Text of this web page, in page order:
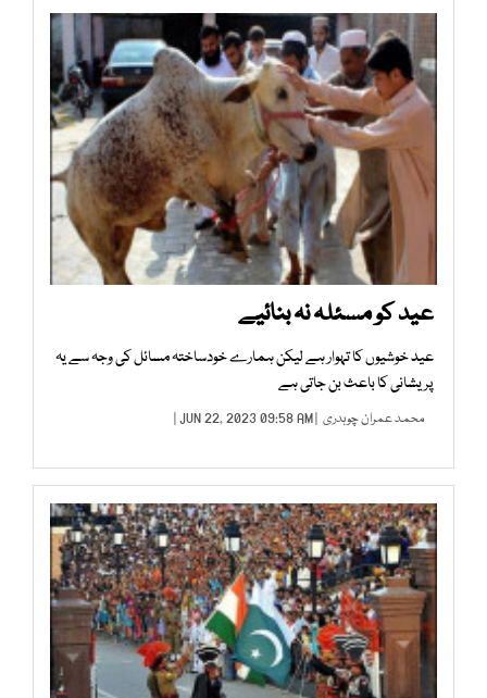
عید کو مسئلہ نہ بنائیے
عید خوشیوں کا تہوار ہے لیکن ہمارے خودساختہ مسائل کی وجہ سے یہ
پریشانی کا باعث بن جاتی ہے
محمد عمران چوہدری | JUN 22, 2023 09:58 AM |